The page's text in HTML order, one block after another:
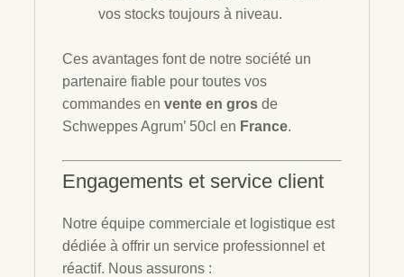
vos stocks toujours à niveau.
Ces avantages font de notre société un
partenaire fiable pour toutes vos
commandes en vente en gros de
Schweppes Agrum’ 50cl en France.
Engagements et service client
Notre équipe commerciale et logistique est
dédiée à offrir un service professionnel et
réactif. Nous assurons :